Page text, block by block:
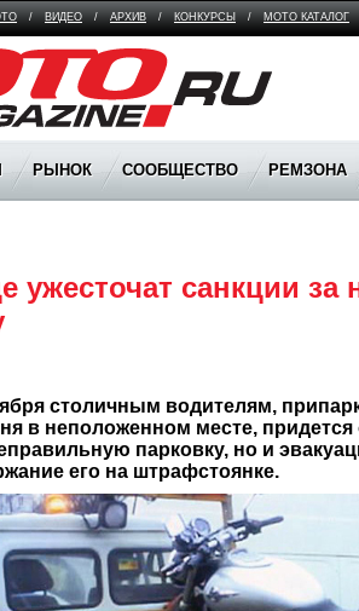
/ ВИДЕО / АРХИВ / КОНКУРСЫ / МОТО КАТАЛОГ
РЫНОК СООБЩЕСТВО РЕМЗОНА
ужесточат санкции
столичным водителям,
в неположенном месте,
парковку, но и
его на штрафстоянке.